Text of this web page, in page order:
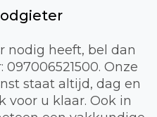
nodig heeft, bel dan
Onze
staat altijd, dag en
voor u klaar. Ook in